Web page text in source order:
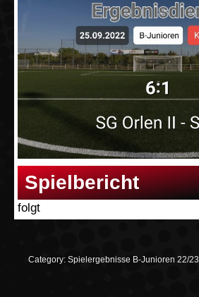
Spielbericht
folgt
Category: Spielergebnisse B-Junioren 22/23